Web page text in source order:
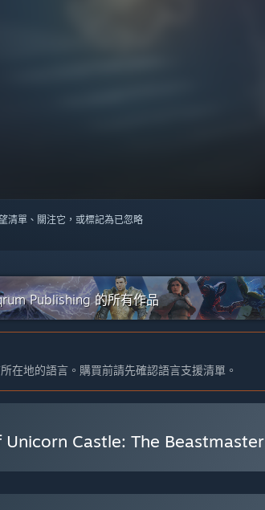
清單、關注它，或標記為已忽略
Publishing 的所有作品
在地的語言。購買前請先確認語言支援清單。
Castle: The Beastmaster